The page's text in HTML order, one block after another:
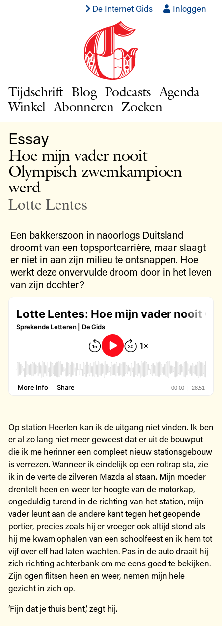
De Internet Gids Inloggen
Tijdschrift Blog Podcasts Agenda
Winkel Abonneren Zoeken
Essay
Hoe mijn vader nooit
Olympisch zwemkampioen
werd
Lotte Lentes
Een bakkerszoon in naoorlogs Duitsland
droomt van een topsportcarrière, maar slaagt
er niet in aan zijn milieu te ontsnappen. Hoe
werkt deze onvervulde droom door in het leven
van zijn dochter?
Op station Heerlen kan ik de uitgang niet vinden. Ik ben
er al zo lang niet meer geweest dat er uit de bouwput
die ik me herinner een compleet nieuw stationsgebouw
is verrezen. Wanneer ik eindelijk op een roltrap sta, zie
ik in de verte de zilveren Mazda al staan. Mijn moeder
drentelt heen en weer ter hoogte van de motorkap,
ongeduldig turend in de richting van het station, mijn
vader leunt aan de andere kant tegen het geopende
portier, precies zoals hij er vroeger ook altijd stond als
hij me kwam ophalen van een schoolfeest en ik hem tot
vijf over elf had laten wachten. Pas in de auto draait hij
zich richting achterbank om me eens goed te bekijken.
Zijn ogen flitsen heen en weer, nemen mijn hele
gezicht in zich op.
‘Fijn dat je thuis bent,’ zegt hij.